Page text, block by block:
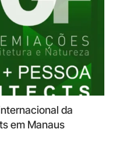
da
em Manaus